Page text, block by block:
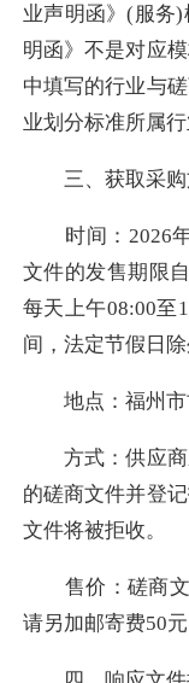
业声明函》(服务
明函》不是对应
中填写的行业与
业划分标准所属
三、获取采购
时间：2026年
文件的发售期限
每天上午08:00至
间，法定节假日除
地点：福州市
方式：供应商
的磋商文件并登
文件将被拒收。
售价：磋商文
请另加邮寄费50元